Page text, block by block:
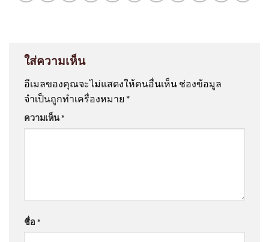
ใส่ความเห็น
อีเมลของคุณจะไม่แสดงให้คนอื่นเห็น ช่องข้อมูล
จำเป็นถูกทำเครื่องหมาย *
ความเห็น*
ชื่อ *